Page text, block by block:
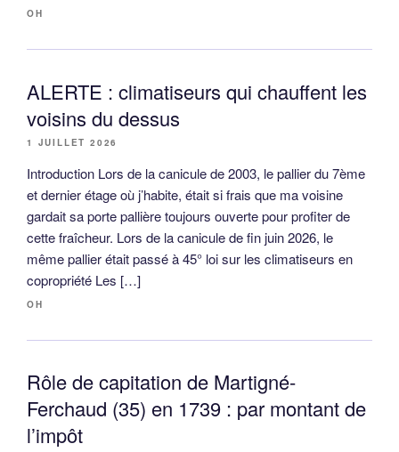
OH
ALERTE : climatiseurs qui chauffent les
voisins du dessus
1 JUILLET 2026
Introduction Lors de la canicule de 2003, le pallier du 7ème
et dernier étage où j’habite, était si frais que ma voisine
gardait sa porte pallière toujours ouverte pour profiter de
cette fraîcheur. Lors de la canicule de fin juin 2026, le
même pallier était passé à 45° loi sur les climatiseurs en
copropriété Les […]
OH
Rôle de capitation de Martigné-
Ferchaud (35) en 1739 : par montant de
l’impôt